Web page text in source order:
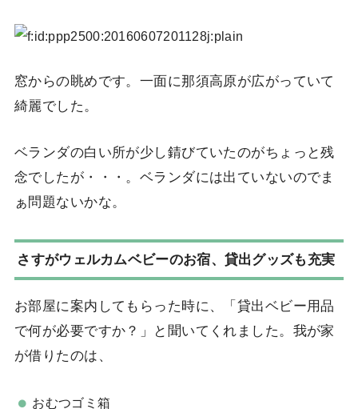
窓からの眺めです。一面に那須高原が広がっていて
綺麗でした。
ベランダの白い所が少し錆びていたのがちょっと残
念でしたが・・・。ベランダには出ていないのでま
ぁ問題ないかな。
さすがウェルカムベビーのお宿、貸出グッズも充実
お部屋に案内してもらった時に、「貸出ベビー用品
で何が必要ですか？」と聞いてくれました。我が家
が借りたのは、
おむつゴミ箱